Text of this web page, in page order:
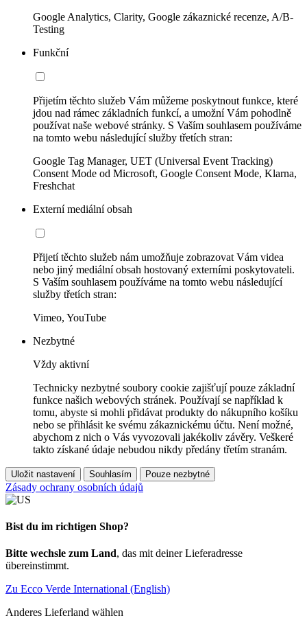
Google Analytics, Clarity, Google zákaznické recenze, A/B-
Testing
Funkční
Přijetím těchto služeb Vám můžeme poskytnout funkce, které
jdou nad rámec základních funkcí, a umožní Vám pohodlně
používat naše webové stránky. S Vaším souhlasem používáme
na tomto webu následující služby třetích stran:
Google Tag Manager, UET (Universal Event Tracking)
Consent Mode od Microsoft, Google Consent Mode, Klarna,
Freshchat
Externí mediální obsah
Přijetí těchto služeb nám umožňuje zobrazovat Vám videa
nebo jiný mediální obsah hostovaný externími poskytovateli.
S Vaším souhlasem používáme na tomto webu následující
služby třetích stran:
Vimeo, YouTube
Nezbytné
Vždy aktivní
Technicky nezbytné soubory cookie zajišťují pouze základní
funkce našich webových stránek. Používají se například k
tomu, abyste si mohli přidávat produkty do nákupního košíku
nebo se přihlásit ke svému zákaznickému účtu. Není možné,
abychom z nich o Vás vyvozovali jakékoliv závěry. Veškeré
takto získané údaje nebudou nikdy předány třetím stranám.
Uložit nastavení Souhlasím Pouze nezbytné
Zásady ochrany osobních údajů
Bist du im richtigen Shop?
Bitte wechsle zum Land, das mit deiner Lieferadresse
übereinstimmt.
Zu Ecco Verde International (English)
Anderes Lieferland wählen